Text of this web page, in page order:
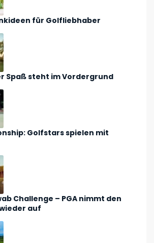
für Golfliebhaber
Spaß steht im Vordergrund
Golfstars spielen mit
Challenge – PGA nimmt den
auf